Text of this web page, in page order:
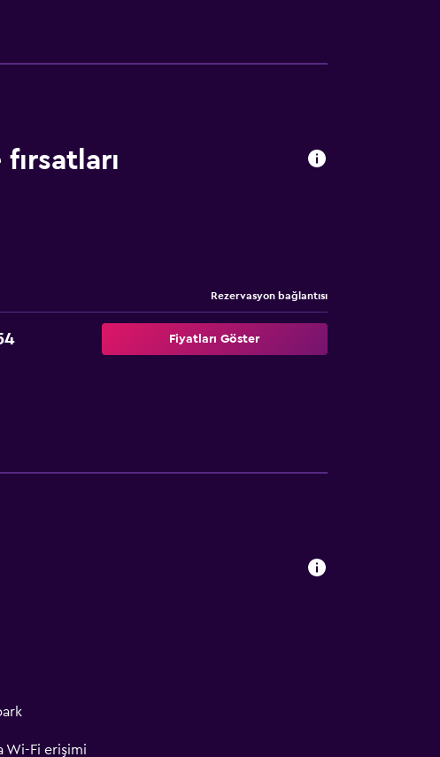
Rezervasyon bağlantısı
Fiyatları Göster
Wi-Fi erişimi